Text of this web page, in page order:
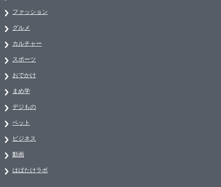
ファッション
グルメ
カルチャー
スポーツ
おでかけ
まめ学
デジもの
ペット
ビジネス
動画
はばたけラボ